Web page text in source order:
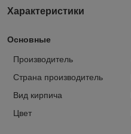
Характеристики
Основные
Производитель
Страна производитель
Вид кирпича
Цвет